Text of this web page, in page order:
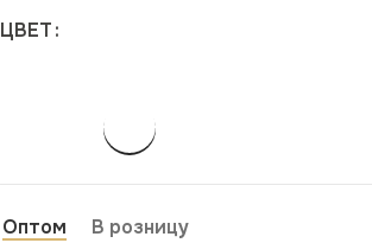
ЦВЕТ
Оптом В розницу